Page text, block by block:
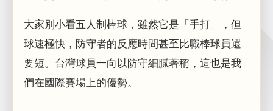
大家別小看五人制棒球，雖然它是「手打」，但
球速極快，防守者的反應時間甚至比職棒球員還
要短。台灣球員一向以防守細膩著稱，這也是我
們在國際賽場上的優勢。